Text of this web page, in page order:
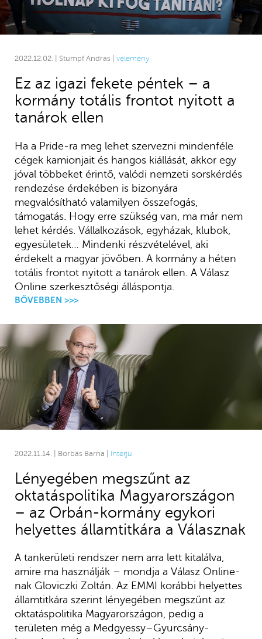
2022.12.02. | Stumpf András | vélemény
Ez az igazi fekete péntek – a
kormány totális frontot nyitott a
tanárok ellen
Ha a Pride-ra meg lehet szervezni mindenféle
cégek kamionjait és hangos kiállását, akkor egy
jóval többeket érintő, valódi nemzeti sorskérdés
rendezése érdekében is bizonyára
megvalósítható valamilyen összefogás,
támogatás. Hogy erre szükség van, ma már nem
lehet kérdés. Vállalkozások, egyházak, klubok,
egyesületek… Mindenki részvételével, aki
érdekelt a magyar jövőben. A kormány a héten
totális frontot nyitott a tanárok ellen. A Válasz
Online szerkesztőségi álláspontja.
BŐVEBBEN >>>
2022.11.14. | Borbás Barna | Interjú
Lényegében megszűnt az
oktatáspolitika Magyarországon
– az Orbán-kormány egykori
helyettes államtitkára a Válasznak
A tankerületi rendszer nem arra lett kitalálva,
amire ma használják – mondja a Válasz Online-
nak Gloviczki Zoltán. Az EMMI korábbi helyettes
államtitkára szerint lényegében megszűnt az
oktatáspolitika Magyarországon, pedig a
területen még a Medgyessy–Gyurcsány-